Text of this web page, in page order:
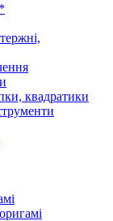
квадратики